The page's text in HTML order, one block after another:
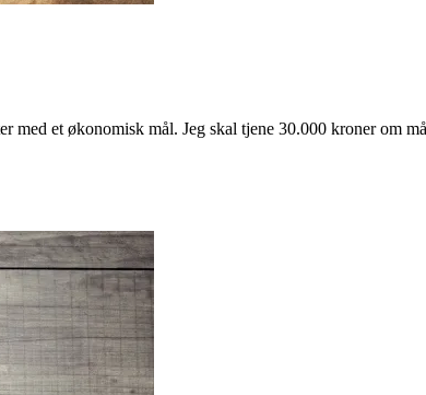
et økonomisk mål. Jeg skal tjene 30.000 kroner om